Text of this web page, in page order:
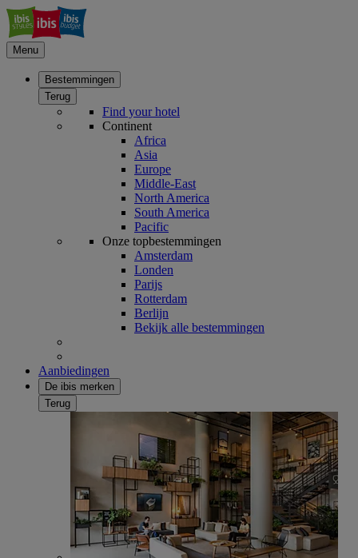
Menu
Bestemmingen
Terug
Find your hotel
Continent
Africa
Asia
Europe
Middle-East
North America
South America
Pacific
Onze topbestemmingen
Amsterdam
Londen
Parijs
Rotterdam
Berlijn
Bekijk alle bestemmingen
Aanbiedingen
De ibis merken
Terug